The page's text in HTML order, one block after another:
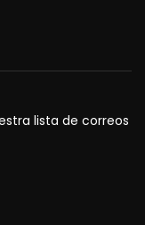
lista de correos